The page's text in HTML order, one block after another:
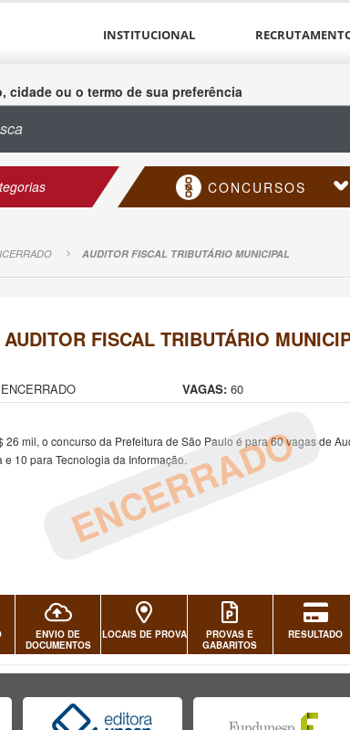
INSTITUCIONAL
cidade ou o termo de sua preferência
CONCURSOS
AUDITOR FISCAL TRIBUTÁRIO MUNICIPAL
AUDITOR FISCAL TRIBUTÁRIO
VAGAS:60
ENCERRADO
mil, o concurso da Prefeitura de São Paulo é para 60 vagas de
10 para Tecnologia da Informação.
ENVIO DE
DOCUMENTOS
LOCAIS DE PROVA
PROVAS E
GABARITOS
RESULTADO